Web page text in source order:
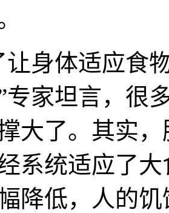
体适应食物
专家坦言，很
大了。其实
系统适应了
降低，人的